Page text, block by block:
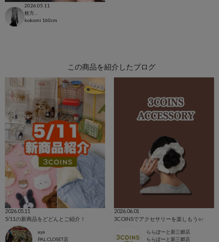
2026.05.11
kokomi 160cm
この商品を紹介したブログ
2026.05.11
5/11の新商品をどどんとご紹介！
aya
PAL CLOSET店
2026.06.01
3COINSでアクセサリーを楽しもう⟡.·
ららぽーと新三郷店
ららぽーと新三郷店